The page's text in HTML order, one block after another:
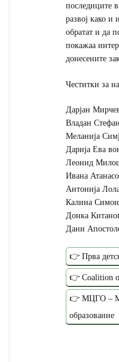
последиците
развој како и
обратат и да
покажаа
донесените
Честитки за
Дарјан
Владан
Меланија
Дарија Ева
Леонид
Ивана
Антонија
Калина
Донка
Дани
👉 Прва
👉 Coalition
👉 МЦГО –
образование